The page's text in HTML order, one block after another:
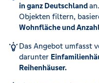
in ganz Deutschland
Objekten filtern,
Wohnfläche und
Das Angebot umfasst
darunter
Reihenhäuser.